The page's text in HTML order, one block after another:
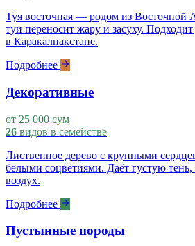
Туя восточная — родом из Восточной
туи переносит жару и засуху.
в Каракалпакстане.
Подробнее
Декоративные
от 25 000 сум
26 видов в семействе
Лиственное дерево с крупными
белыми соцветиями. Даёт густую тень,
воздух.
Подробнее
Пустынные породы